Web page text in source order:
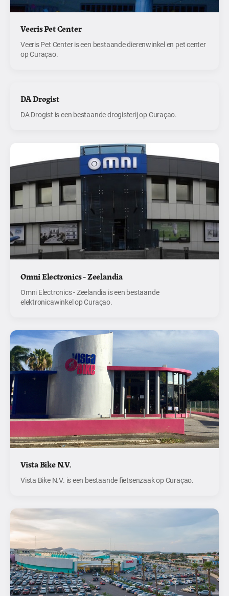
Veeris Pet Center
Veeris Pet Center is een bestaande dierenwinkel en pet center
op Curaçao.
DA Drogist
DA Drogist is een bestaande drogisterij op Curaçao.
Omni Electronics - Zeelandia
Omni Electronics - Zeelandia is een bestaande
elektronicawinkel op Curaçao.
Vista Bike N.V.
Vista Bike N.V. is een bestaande fietsenzaak op Curaçao.